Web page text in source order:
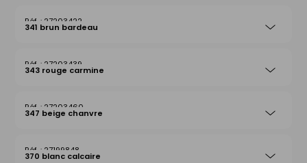
27203422
341 brun bardeau
27203439
343 rouge carmine
27203460
347 beige chanvre
27199848
370 blanc calcaire